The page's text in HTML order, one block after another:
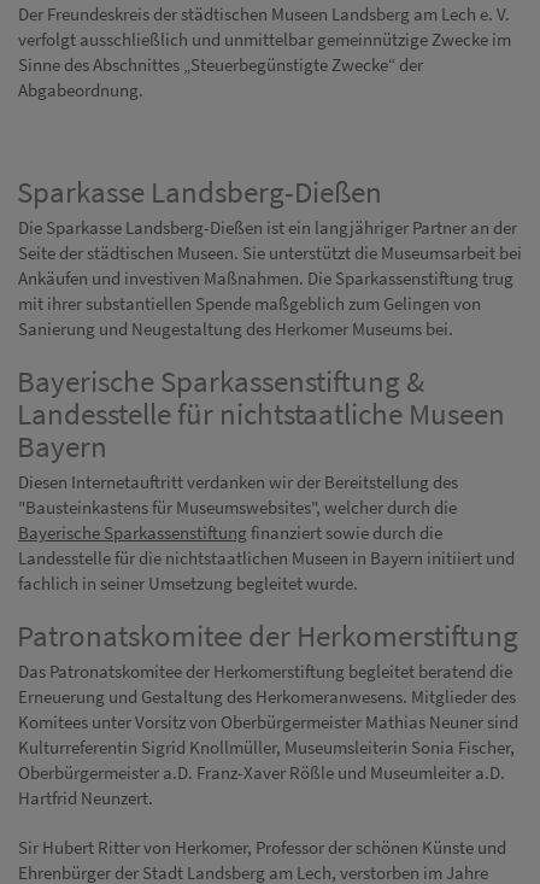
Diese Website nutzt Matomo Analytics für die Auswertung der
Seitenaufrufe als Statistik. Die hierdurch gespeicherten Daten werden
ausschließlich auf unseren eigenen Servern gespeichert. Eine
Übertragung an Dritte erfolgt nicht. Wir verwenden die Funktion
AnonymizeIP zur Anonymisierung Ihrer IP-Adresse, so dass diese gekürzt
YouTube / Vimeo
Videos werden über die Plattformen YouTube oder Vimeo eingebunden.
Wir nutzen YouTube im erweiterten Datenschutzmodus. Dieser Modus
bewirkt laut YouTube, dass YouTube keine Informationen über die
Besucher auf dieser Website speichert, bevor diese sich das Video
ansehen.
Optional sind externe Inhalte auf den Seiten dieser Website
eingebunden. Das können Kartendienste wie z.B. Google Maps sein
oder auch Anwendungen einer externen Website.
Der Freundeskreis der städtischen Museen Landsberg am Lech e. V.
verfolgt ausschließlich und unmittelbar gemeinnützige Zwecke im
Sinne des Abschnittes „Steuerbegünstigte Zwecke“ der
Abgabeordnung.
Sparkasse Landsberg-Dießen
Die Sparkasse Landsberg-Dießen ist ein langjähriger Partner an der
Seite der städtischen Museen. Sie unterstützt die Museumsarbeit bei
Ankäufen und investiven Maßnahmen. Die Sparkassenstiftung trug
mit ihrer substantiellen Spende maßgeblich zum Gelingen von
Sanierung und Neugestaltung des Herkomer Museums bei.
Bayerische Sparkassenstiftung &
Landesstelle für nichtstaatliche Museen
Bayern
Diesen Internetauftritt verdanken wir der Bereitstellung des
"Bausteinkastens für Museumswebsites", welcher durch die
Bayerische Sparkassenstiftung finanziert sowie durch die
Landesstelle für die nichtstaatlichen Museen in Bayern initiiert und
fachlich in seiner Umsetzung begleitet wurde.
Patronatskomitee der Herkomerstiftung
Das Patronatskomitee der Herkomerstiftung begleitet beratend die
Erneuerung und Gestaltung des Herkomeranwesens. Mitglieder des
Komitees unter Vorsitz von Oberbürgermeister Mathias Neuner sind
Kulturreferentin Sigrid Knollmüller, Museumsleiterin Sonia Fischer,
Oberbürgermeister a.D. Franz-Xaver Rößle und Museumleiter a.D.
Hartfrid Neunzert.
Sir Hubert Ritter von Herkomer, Professor der schönen Künste und
Ehrenbürger der Stadt Landsberg am Lech, verstorben im Jahre